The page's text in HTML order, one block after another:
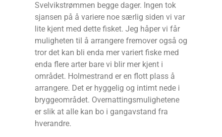
Svelvikstrømmen begge dager. Ingen tok
sjansen på å variere noe særlig siden vi var
lite kjent med dette fisket. Jeg håper vi får
muligheten til å arrangere fremover også og
tror det kan bli enda mer variert fiske med
enda flere arter bare vi blir mer kjent i
området. Holmestrand er en flott plass å
arrangere. Det er hyggelig og intimt nede i
bryggeområdet. Overnattingsmulighetene
er slik at alle kan bo i gangavstand fra
hverandre.